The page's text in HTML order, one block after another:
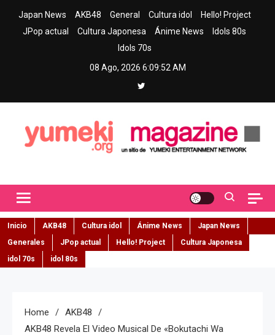
Japan News AKB48 General Cultura idol
Hello! Project
JPop actual
Cultura Japonesa Ánime News
Idols 80s
Idols 70s
08 Ago, 2026 6:09:53 AM
Inicio AKB48 Cultura idol Ánime News
Japan News
Generales
JPop actual Hello! Project
Cultura Japonesa
idol 70s
idol 80s
Home
AKB48
AKB48 Revela El Video Musical De «Bokutachi Wa